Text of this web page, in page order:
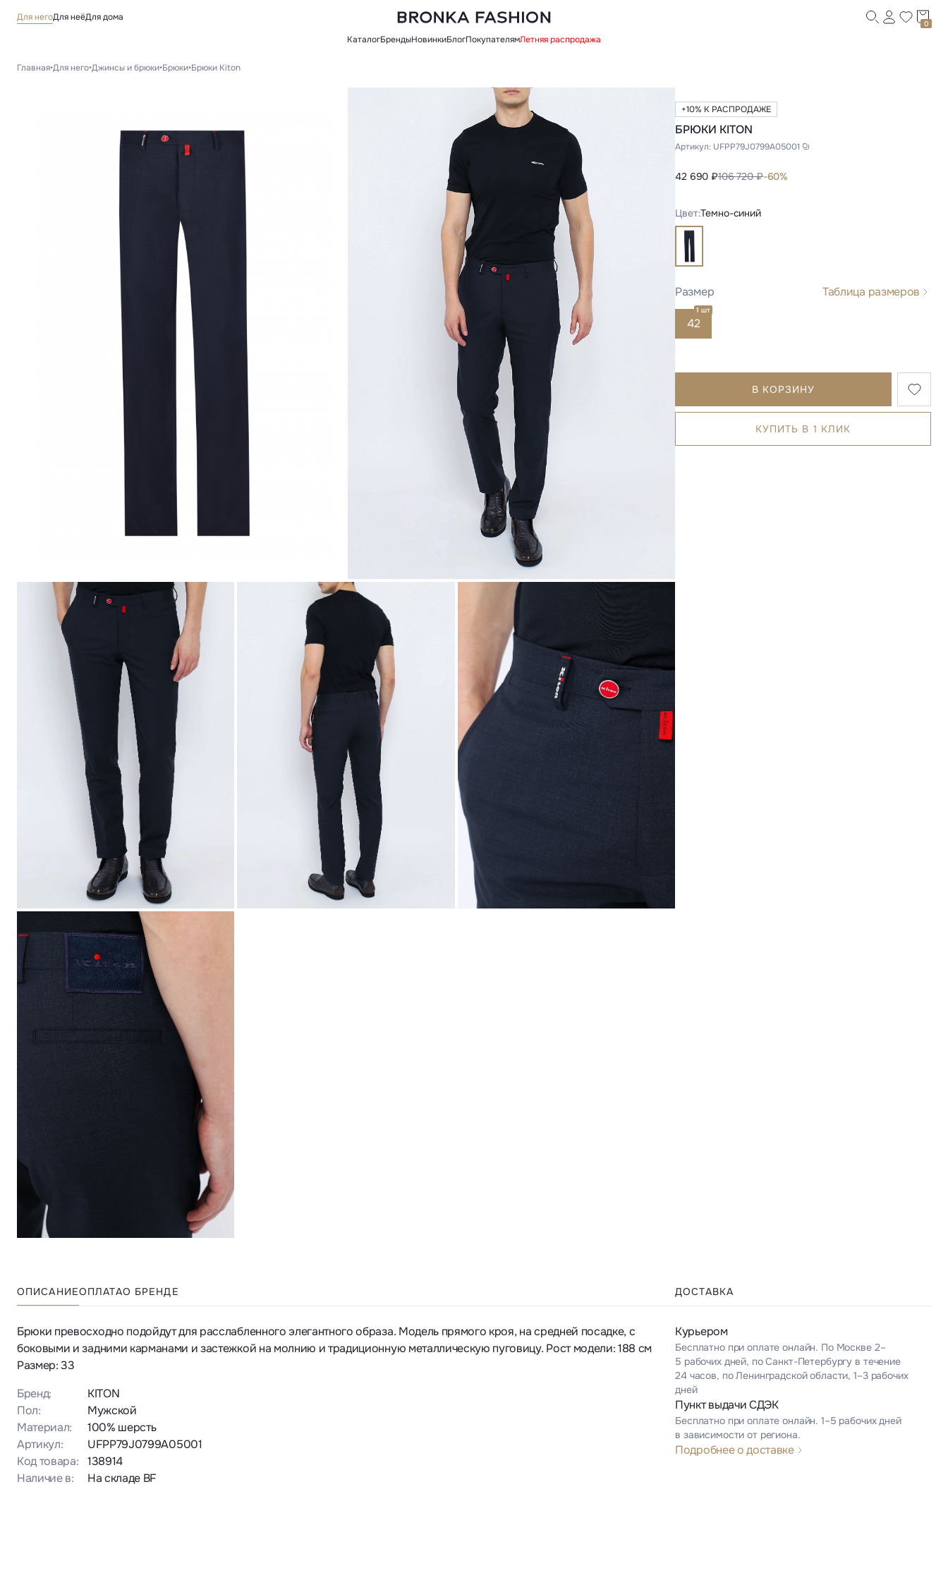
Для негоДля неёДля дома
0
КаталогБрендыНовинкиБлогПокупателямЛетняя распродажа
Главная•Для него•Джинсы и брюки•Брюки•Брюки Kiton
+10% К РАСПРОДАЖЕ
БРЮКИ KITON
Артикул: UFPP79J0799A05001
42 690 ₽106 720 ₽-60%
Цвет:Темно-синий
Размер Таблица размеров
42
1 шт
В КОРЗИНУ
КУПИТЬ В 1 КЛИК
ОПИСАНИЕОПЛАТАО БРЕНДЕ
Брюки превосходно подойдут для расслабленного элегантного образа. Модель прямого кроя, на средней посадке, с
боковыми и задними карманами и застежкой на молнию и традиционную металлическую пуговицу. Рост модели: 188 см
Размер: 33
Бренд:
KITON
Пол:
Мужской
Материал:
100% шерсть
Артикул:
UFPP79J0799A05001
Код товара:
138914
Наличие в:
На складе BF
ДОСТАВКА
Курьером
Бесплатно при оплате онлайн. По Москве 2–
5 рабочих дней, по Санкт-Петербургу в течение
24 часов, по Ленинградской области, 1–3 рабочих
дней
Пункт выдачи СДЭК
Бесплатно при оплате онлайн. 1–5 рабочих дней
в зависимости от региона.
Подробнее о доставке